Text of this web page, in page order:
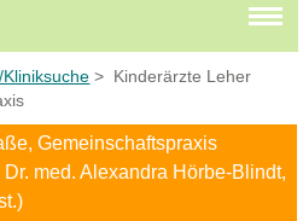
> Kinderärzte Leher
Gemeinschaftspraxis
Dr. med. Alexandra Hörbe-Blindt,